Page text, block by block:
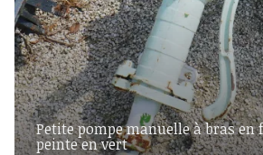
Petite pompe manuelle à bras en
peinte en vert